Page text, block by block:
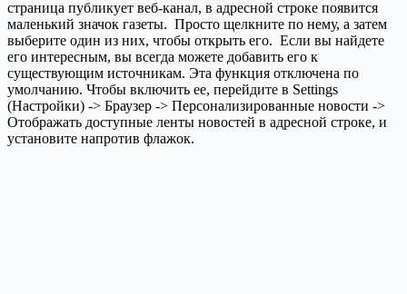
страница публикует веб-канал, в адресной строке появится
маленький значок газеты. Просто щелкните по нему, а затем
выберите один из них, чтобы открыть его. Если вы найдете
его интересным, вы всегда можете добавить его к
существующим источникам. Эта функция отключена по
умолчанию. Чтобы включить ее, перейдите в Settings
(Настройки) -> Браузер -> Персонализированные новости ->
Отображать доступные ленты новостей в адресной строке, и
установите напротив флажок.